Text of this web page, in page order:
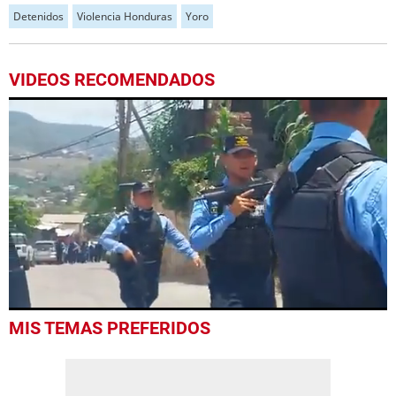
Detenidos Violencia Honduras Yoro
VIDEOS RECOMENDADOS
seconds
MIS TEMAS PREFERIDOS